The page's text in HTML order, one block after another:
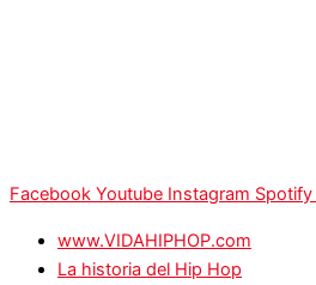
Facebook Youtube Instagram Spotify
www.VIDAHIPHOP.com
La historia del Hip Hop